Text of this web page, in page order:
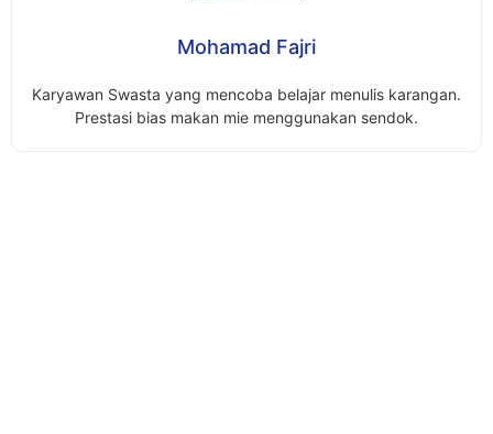
Mohamad Fajri
Karyawan Swasta yang mencoba belajar menulis karangan.
Prestasi bias makan mie menggunakan sendok.